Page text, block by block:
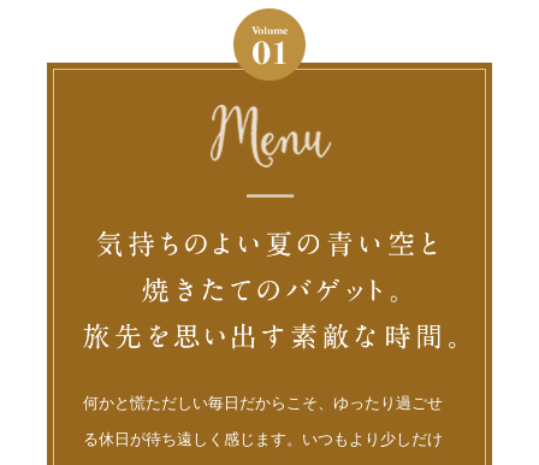
何かと慌ただしい毎日だからこそ、ゆったり過ごせ
る休日が待ち遠しく感じます。いつもより少しだけ